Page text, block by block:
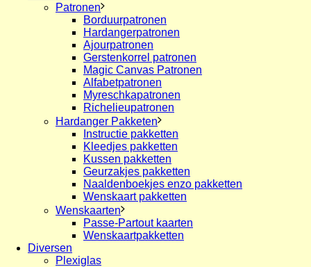
Patronen
Borduurpatronen
Hardangerpatronen
Ajourpatronen
Gerstenkorrel patronen
Magic Canvas Patronen
Alfabetpatronen
Myreschkapatronen
Richelieupatronen
Hardanger Pakketen
Instructie pakketten
Kleedjes pakketten
Kussen pakketten
Geurzakjes pakketten
Naaldenboekjes enzo pakketten
Wenskaart pakketten
Wenskaarten
Passe-Partout kaarten
Wenskaartpakketten
Diversen
Plexiglas